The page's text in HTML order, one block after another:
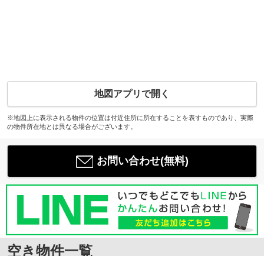
地図アプリで開く
※地図上に表示される物件の位置は付近住所に所在することを表すものであり、実際
の物件所在地とは異なる場合がございます。
お問い合わせ(無料)
空き物件一覧